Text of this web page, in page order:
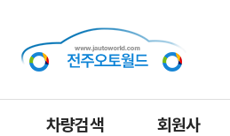
차량검색 회원사